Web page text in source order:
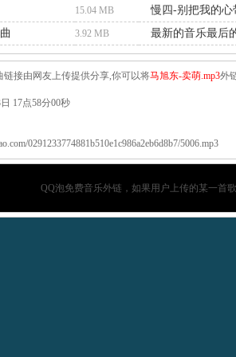
15.04 MB
慢四-别把我的心
3.92 MB 最新的音乐最后
链接由网友上传提供分享,你可以将马旭东-卖萌.mp3外
17点58分00秒
0291233774881b510e1c986a2eb6d8b7/5006.mp3
QQ泡免费音乐外链，如果用户上传的某一首